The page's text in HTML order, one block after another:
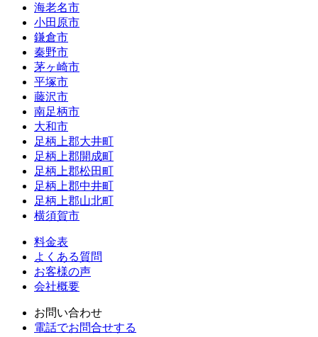
海老名市
小田原市
鎌倉市
秦野市
茅ヶ崎市
平塚市
藤沢市
南足柄市
大和市
足柄上郡大井町
足柄上郡開成町
足柄上郡松田町
足柄上郡中井町
足柄上郡山北町
横須賀市
料金表
よくある質問
お客様の声
会社概要
お問い合わせ
電話でお問合せする